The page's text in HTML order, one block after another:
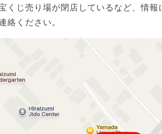
くじ売り場が閉店しているなど、情報
絡ください。